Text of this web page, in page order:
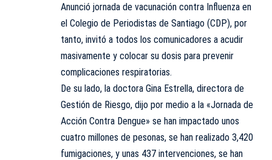
Anunció jornada de vacunación contra Influenza en
el Colegio de Periodistas de Santiago (CDP), por
tanto, invitó a todos los comunicadores a acudir
masivamente y colocar su dosis para prevenir
complicaciones respiratorias.
De su lado, la doctora Gina Estrella, directora de
Gestión de Riesgo, dijo por medio a la «Jornada de
Acción Contra Dengue» se han impactado unos
cuatro millones de pesonas, se han realizado 3,420
fumigaciones, y unas 437 intervenciones, se han